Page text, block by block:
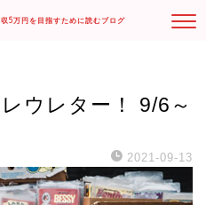
5万円を目指すために読むブログ
ウレター！ 9/6～
2021-09-13